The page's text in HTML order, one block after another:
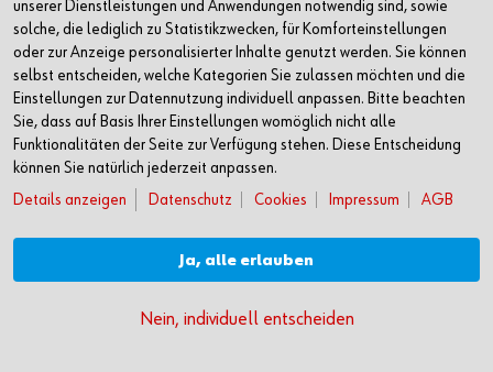
Montageplatz der Zukunft aus?
Matthias Mayer, Leiter Division Innovative Workplace Solutions
bei Würth Industrie Service, und Stefan Reuss,
Geschäftsführer IT und Digital Solutions der Würth Industrie
Service, sprechen in unserem Podcast über den Montageplatz
der Zukunft, den Smart Workplace.
Podcast-Länge: 21 min
unserer Dienstleistungen und Anwendungen notwendig sind, sowie
solche, die lediglich zu Statistikzwecken, für Komforteinstellungen
oder zur Anzeige personalisierter Inhalte genutzt werden. Sie können
selbst entscheiden, welche Kategorien Sie zulassen möchten und die
Einstellungen zur Datennutzung individuell anpassen. Bitte beachten
Sie, dass auf Basis Ihrer Einstellungen womöglich nicht alle
Funktionalitäten der Seite zur Verfügung stehen. Diese Entscheidung
können Sie natürlich jederzeit anpassen.
Details anzeigen
Datenschutz Cookies Impressum AGB
Ja, alle erlauben
Nein, individuell entscheiden